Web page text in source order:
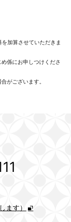
加算させていただきま
係にお申しつけくださ
がございます。
ます）